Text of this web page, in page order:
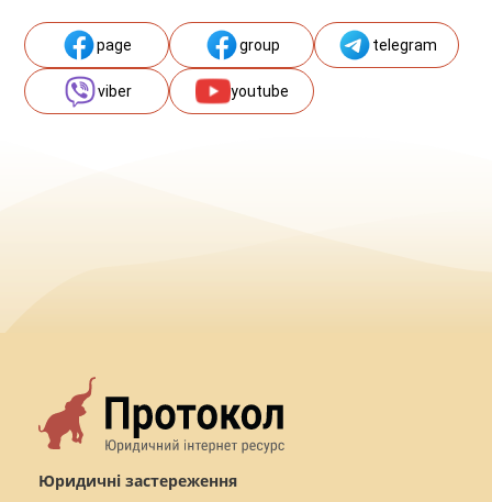
page group telegram
viber youtube
Юридичні застереження